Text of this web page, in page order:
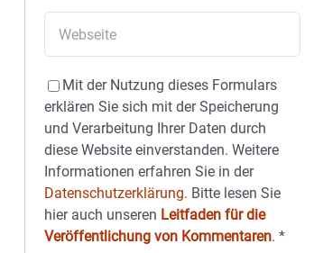
Mit der Nutzung dieses Formulars
erklären Sie sich mit der Speicherung
und Verarbeitung Ihrer Daten durch
diese Website einverstanden. Weitere
Informationen erfahren Sie in der
Datenschutzerklärung. Bitte lesen Sie
hier auch unseren Leitfaden für die
Veröffentlichung von Kommentaren.*